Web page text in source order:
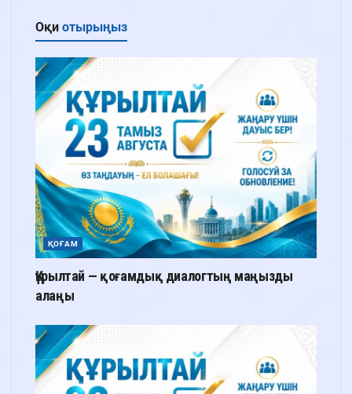
Оқи отырыңыз
ҚОҒАМ
Құрылтай — қоғамдық диалогтың маңызды
алаңы